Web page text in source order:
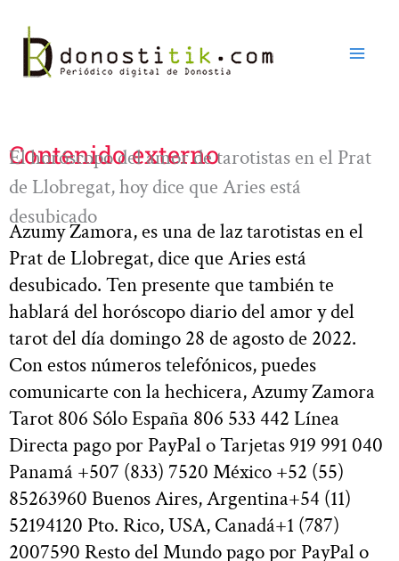
contenido
Contenido externo
El horóscopo del amor de tarotistas en el Prat
de Llobregat, hoy dice que Aries está
desubicado
Azumy Zamora, es una de laz tarotistas en el
Prat de Llobregat, dice que Aries está
desubicado. Ten presente que también te
hablará del horóscopo diario del amor y del
tarot del día domingo 28 de agosto de 2022.
Con estos números telefónicos, puedes
comunicarte con la hechicera, Azumy Zamora
Tarot 806 Sólo España 806 533 442 Línea
Directa pago por PayPal o Tarjetas 919 991 040
Panamá +507 (833) 7520 México +52 (55)
85263960 Buenos Aires, Argentina+54 (11)
52194120 Pto. Rico, USA, Canadá+1 (787)
2007590 Resto del Mundo pago por PayPal o